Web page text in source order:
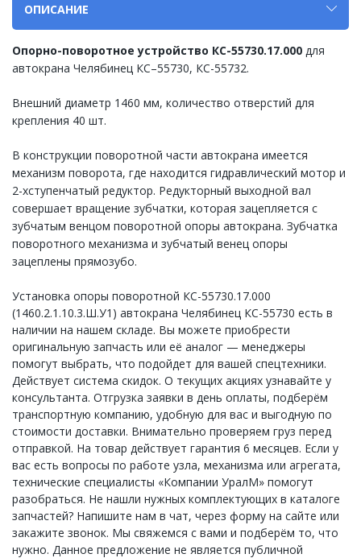
ОПИСАНИЕ
Опорно-поворотное устройство КС-55730.17.000 для
автокрана Челябинец КС–55730, КС-55732.
Внешний диаметр 1460 мм, количество отверстий для
крепления 40 шт.
В конструкции поворотной части автокрана имеется
механизм поворота, где находится гидравлический мотор и
2-хступенчатый редуктор. Редукторный выходной вал
совершает вращение зубчатки, которая зацепляется с
зубчатым венцом поворотной опоры автокрана. Зубчатка
поворотного механизма и зубчатый венец опоры
зацеплены прямозубо.
Установка опоры поворотной КС-55730.17.000
(1460.2.1.10.3.Ш.У1) автокрана Челябинец КС-55730 есть в
наличии на нашем складе. Вы можете приобрести
оригинальную запчасть или её аналог — менеджеры
помогут выбрать, что подойдет для вашей спецтехники.
Действует система скидок. О текущих акциях узнавайте у
консультанта. Отгрузка заявки в день оплаты, подберём
транспортную компанию, удобную для вас и выгодную по
стоимости доставки. Внимательно проверяем груз перед
отправкой. На товар действует гарантия 6 месяцев. Если у
вас есть вопросы по работе узла, механизма или агрегата,
технические специалисты «Компании УралМ» помогут
разобраться. Не нашли нужных комплектующих в каталоге
запчастей? Напишите нам в чат, через форму на сайте или
закажите звонок. Мы свяжемся с вами и подберём то, что
нужно. Данное предложение не является публичной